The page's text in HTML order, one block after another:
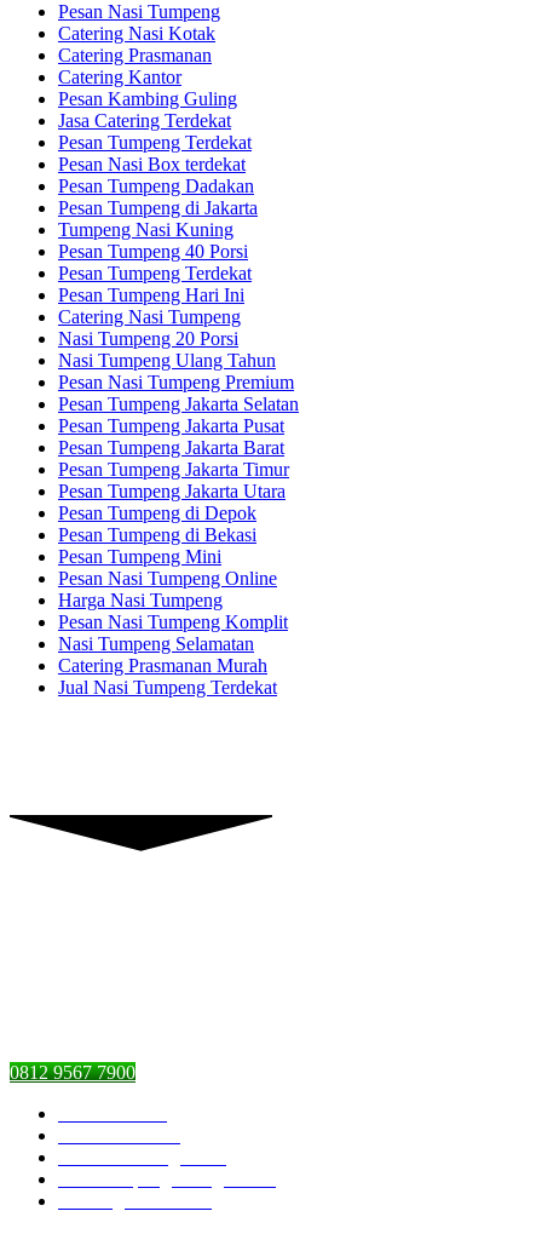
Pesan Nasi Tumpeng
Catering Nasi Kotak
Catering Prasmanan
Catering Kantor
Pesan Kambing Guling
Jasa Catering Terdekat
Pesan Tumpeng Terdekat
Pesan Nasi Box terdekat
Pesan Tumpeng Dadakan
Pesan Tumpeng di Jakarta
Tumpeng Nasi Kuning
Pesan Tumpeng 40 Porsi
Pesan Tumpeng Terdekat
Pesan Tumpeng Hari Ini
Catering Nasi Tumpeng
Nasi Tumpeng 20 Porsi
Nasi Tumpeng Ulang Tahun
Pesan Nasi Tumpeng Premium
Pesan Tumpeng Jakarta Selatan
Pesan Tumpeng Jakarta Pusat
Pesan Tumpeng Jakarta Barat
Pesan Tumpeng Jakarta Timur
Pesan Tumpeng Jakarta Utara
Pesan Tumpeng di Depok
Pesan Tumpeng di Bekasi
Pesan Tumpeng Mini
Pesan Nasi Tumpeng Online
Harga Nasi Tumpeng
Pesan Nasi Tumpeng Komplit
Nasi Tumpeng Selamatan
Catering Prasmanan Murah
Jual Nasi Tumpeng Terdekat
0812 9567 7900